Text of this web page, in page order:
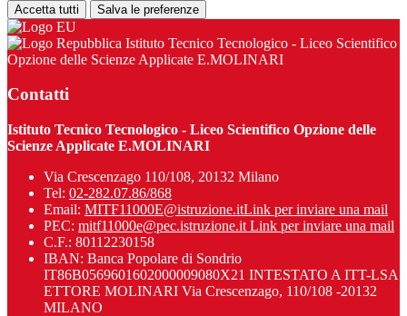
Accetta tutti Salva le preferenze
Istituto Tecnico Tecnologico - Liceo Scientifico
Opzione delle Scienze Applicate E.MOLINARI
Contatti
Istituto Tecnico Tecnologico - Liceo Scientifico Opzione delle
Scienze Applicate E.MOLINARI
Via Crescenzago 110/108, 20132 Milano
Tel: 02-282.07.86/868
Email: MITF11000E@istruzione.itLink per inviare una mail
PEC: mitf11000e@pec.istruzione.it Link per inviare una mail
C.F.: 80112230158
IBAN: Banca Popolare di Sondrio
IT86B0569601602000009080X21 INTESTATO A ITT-LSA
ETTORE MOLINARI Via Crescenzago, 110/108 -20132
MILANO